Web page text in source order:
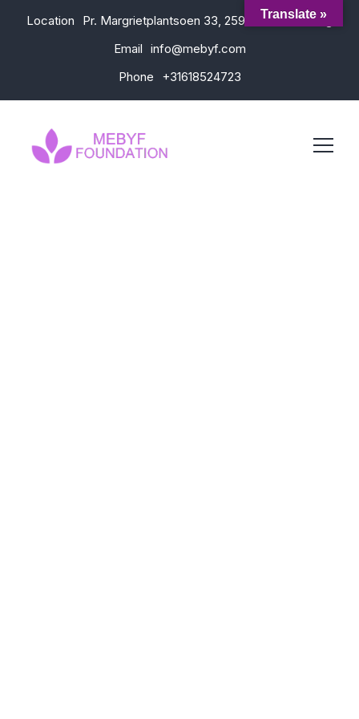
Location
Pr. Margrietplantsoen 33, 2595 AM Den Haag
Email info@mebyf.com
Phone
+31618524723
Translate »